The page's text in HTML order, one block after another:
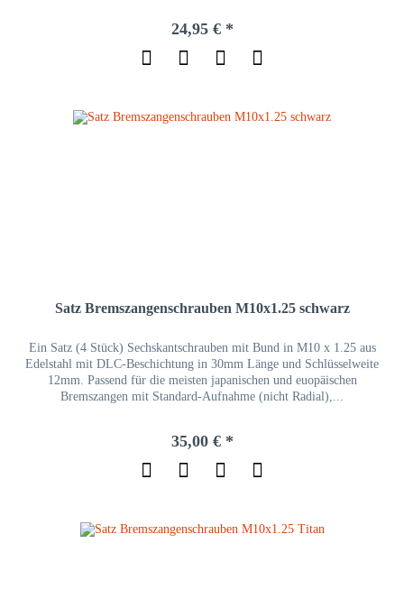
24,95 € *
Satz Bremszangenschrauben M10x1.25 schwarz
Ein Satz (4 Stück) Sechskantschrauben mit Bund in M10 x 1.25 aus
Edelstahl mit DLC-Beschichtung in 30mm Länge und Schlüsselweite
12mm. Passend für die meisten japanischen und euopäischen
Bremszangen mit Standard-Aufnahme (nicht Radial),...
35,00 € *